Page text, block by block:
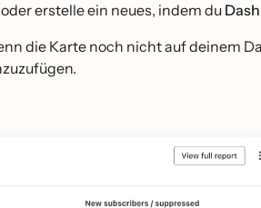
erstelle ein neues, indem du
die Karte noch nicht auf deinem